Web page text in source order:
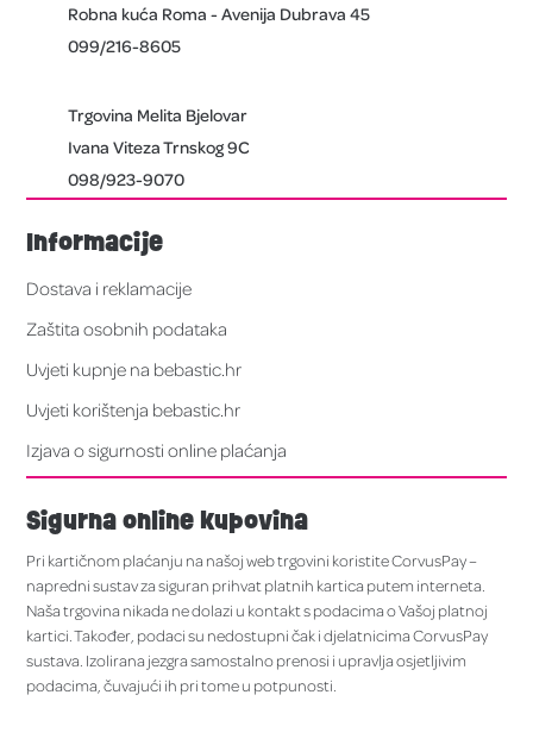
Robna kuća Roma - Avenija Dubrava 45
099/216-8605
Trgovina Melita Bjelovar
Ivana Viteza Trnskog 9C
098/923-9070
Informacije
Dostava i reklamacije
Zaštita osobnih podataka
Uvjeti kupnje na bebastic.hr
Uvjeti korištenja bebastic.hr
Izjava o sigurnosti online plaćanja
Sigurna online kupovina
Pri kartičnom plaćanju na našoj web trgovini koristite CorvusPay –
napredni sustav za siguran prihvat platnih kartica putem interneta.
Naša trgovina nikada ne dolazi u kontakt s podacima o Vašoj platnoj
kartici. Također, podaci su nedostupni čak i djelatnicima CorvusPay
sustava. Izolirana jezgra samostalno prenosi i upravlja osjetljivim
podacima, čuvajući ih pri tome u potpunosti.